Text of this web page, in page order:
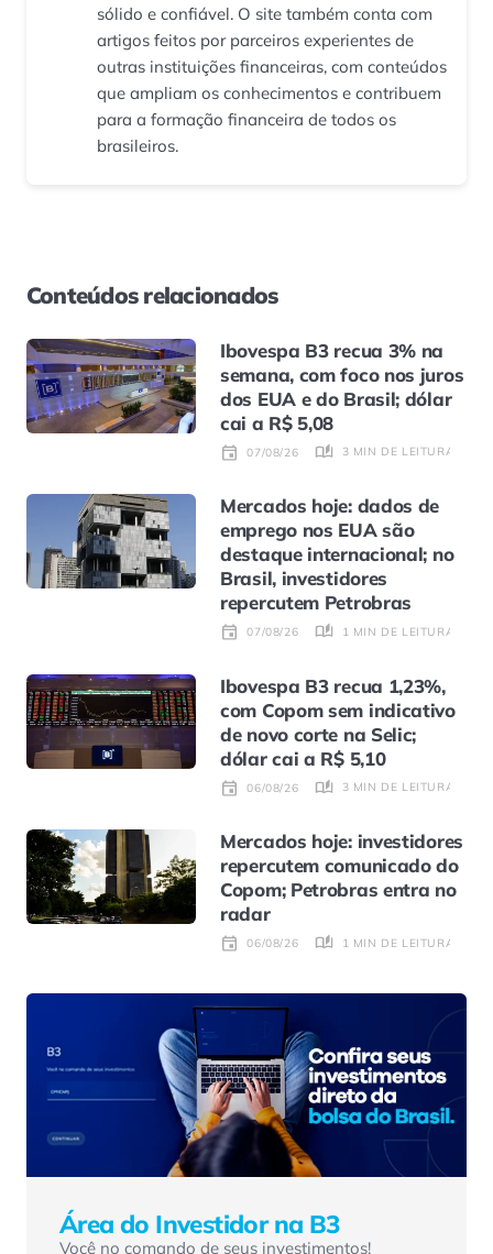
sólido e confiável. O site também conta com
artigos feitos por parceiros experientes de
outras instituições financeiras, com conteúdos
que ampliam os conhecimentos e contribuem
para a formação financeira de todos os
brasileiros.
Conteúdos relacionados
Ibovespa B3 recua 3% na
semana, com foco nos juros
dos EUA e do Brasil; dólar
cai a R$ 5,08
07/08/26 3 MIN DE LEITURA
Mercados hoje: dados de
emprego nos EUA são
destaque internacional; no
Brasil, investidores
repercutem Petrobras
07/08/26 1 MIN DE LEITURA
Ibovespa B3 recua 1,23%,
com Copom sem indicativo
de novo corte na Selic;
dólar cai a R$ 5,10
06/08/26 3 MIN DE LEITURA
Mercados hoje: investidores
repercutem comunicado do
Copom; Petrobras entra no
radar
06/08/26 1 MIN DE LEITURA
Área do Investidor na B3
Você no comando de seus investimentos!